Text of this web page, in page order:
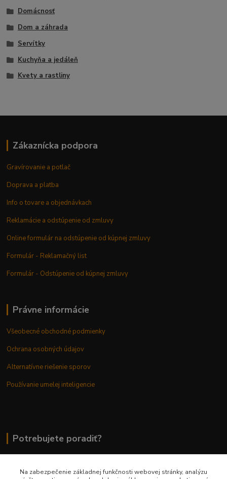
Domácnosť
Dom a záhrada
Servítky
Kuchyňa a jedáleň
Kvety a rastliny
Zákaznícka podpora
Gravírovanie a potlač
Doprava a platba
Info o tovare a objednávkach
Reklamácie a odstúpenie od zmluvy
Online formulár na odstúpenie od kúpnej zmluvy
Formulár - Reklamačný list
Formulár - Odstúpenie od kúpnej zmluvy
Právne informácie
Všeobecné obchodné podmienky
Ochrana osobných údajov
Alternatívne riešenie sporov
Používanie umelej inteligencie
Potrebujete poradiť?
Na zabezpečenie základnej funkčnosti webovej stránky, analýzu